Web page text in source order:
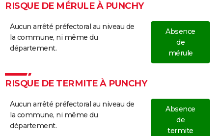
RISQUE DE MÉRULE À PUNCHY
Aucun arrêté préfectoral au niveau de
la commune, ni même du
département.
Absence
de
mérule
RISQUE DE TERMITE À PUNCHY
Aucun arrêté préfectoral au niveau de
la commune, ni même du
département.
Absence
de
termite